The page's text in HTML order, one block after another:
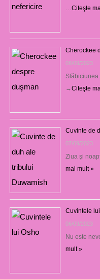
Citeşte
Cherockee
08/09/2023
Slăbiciunea
→Citeşte
Cuvinte de
07/09/2023
Ziua şi
mai mult »
Cuvintele
06/09/2023
Nu este
mult »